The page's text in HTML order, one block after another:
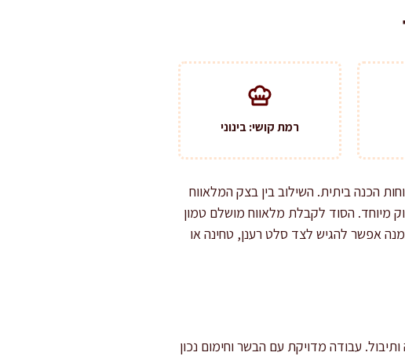
רמת קושי: בינוני
הכנה ביתית. השילוב בין בצק המלאווח
מיוחד. הסוד לקבלת מלאווח מושלם טמון
אפשר להגיש לצד סלט רענן, טחינה או
והשאר זמן מנוחה ותיבול. עבודה מדויקת עם הבשר וחימום נכון